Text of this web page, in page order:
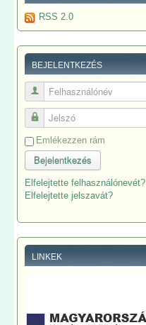
RSS 2.0
BEJELENTKEZÉS
Felhasználónév
Jelszó
Emlékezzen rám
Bejelentkezés
Elfelejtette felhasználónevét?
Elfelejtette jelszavát?
LINKEK